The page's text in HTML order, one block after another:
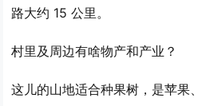
路大约 15 公里。
村里及周边有啥物产和产业？
这儿的山地适合种果树，是苹果